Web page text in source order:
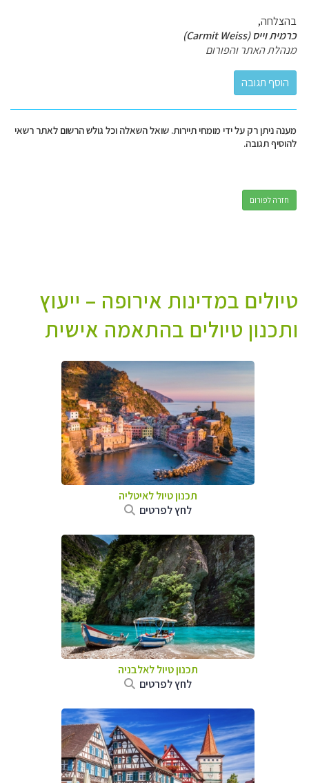
בהצלחה,
כרמית וייס (Carmit Weiss)
מנהלת האתר והפורום
מענה ניתן רק על ידי מומחי תיירות. שואל השאלה וכל גולש הרשום לאתר רשאי
להוסיף תגובה.
חזרה לפורום
טיולים במדינות אירופה – ייעוץ
ותכנון טיולים בהתאמה אישית
תכנון טיול לאיטליה
לחץ לפרטים
תכנון טיול לאלבניה
לחץ לפרטים